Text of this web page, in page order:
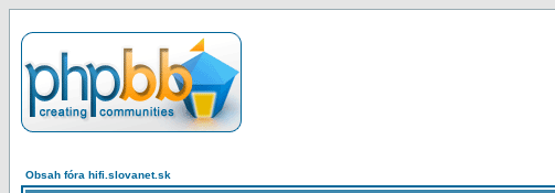
Obsah fóra hifi.slovanet.sk